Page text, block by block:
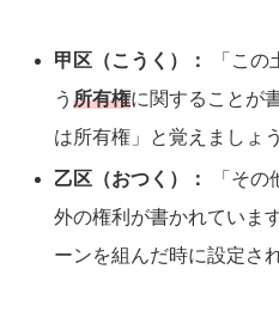
甲区（こうく）：
「この
う所有権に関することが
は所有権」と覚えましょう
乙区（おつく）：
「その
外の権利が書かれていま
ーンを組んだ時に設定さ